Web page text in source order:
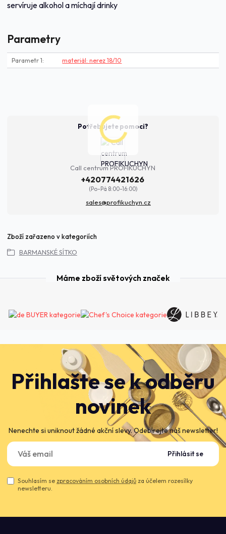
servíruje alkohol a míchají drinky
Parametry
Parametr 1 materiál: nerez 18/10
Potřebujete pomoci?
Call centrum PROFIKUCHYN
+420774421626
(Po-Pá 8:00-16:00)
sales@profikuchyn.cz
Zboží zařazeno v kategoriích
BARMANSKÉ SÍTKO
Přihlašte se k odběru
novinek
Nenechte si uniknout žádné akční slevy. Odebírejte náš newsletter!
Přihlásit se
Souhlasím se zpracováním osobních údajů za účelem rozesílky
newsletteru.
Máme zboží světových značek